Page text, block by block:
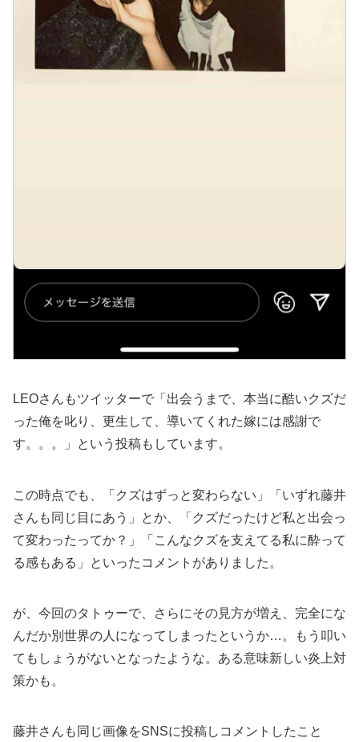
LEOさんもツイッターで「出会うまで、本当に酷いクズだ
った俺を叱り、更生して、導いてくれた嫁には感謝で
す。。。」という投稿もしています。
この時点でも、「クズはずっと変わらない」「いずれ藤井
さんも同じ目にあう」とか、「クズだったけど私と出会っ
て変わったってか？」「こんなクズを支えてる私に酔って
る感もある」といったコメントがありました。
が、今回のタトゥーで、さらにその見方が増え、完全にな
んだか別世界の人になってしまったというか…。もう叩い
てもしょうがないとなったような。ある意味新しい炎上対
策かも。
藤井さんも同じ画像をSNSに投稿しコメントしたこと